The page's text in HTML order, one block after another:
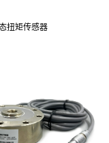
扭矩传感器